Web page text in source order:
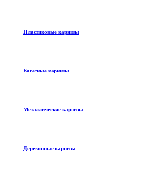
Пластиковые карнизы
Багетные карнизы
Металлические карнизы
Деревянные карнизы